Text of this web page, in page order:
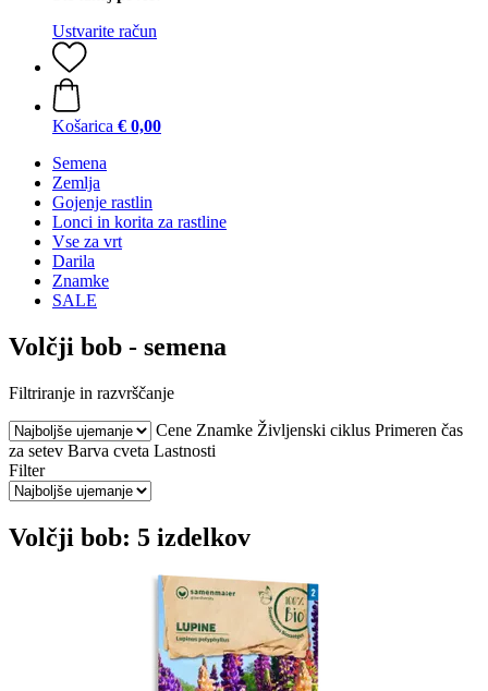
Ustvarite račun
Košarica € 0,00
Semena
Zemlja
Gojenje rastlin
Lonci in korita za rastline
Vse za vrt
Darila
Znamke
SALE
Volčji bob - semena
Filtriranje in razvrščanje
Cene Znamke Življenski ciklus Primeren čas
za setev Barva cveta Lastnosti
Filter
Volčji bob: 5 izdelkov